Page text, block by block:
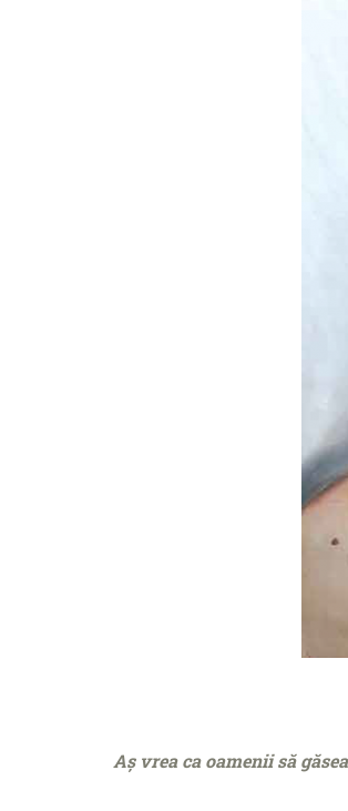
Aș vrea ca oamenii să